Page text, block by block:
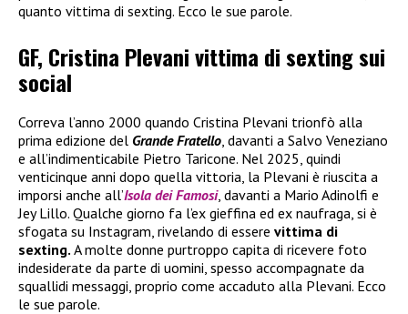
quanto vittima di sexting. Ecco le sue parole.
GF, Cristina Plevani vittima di sexting sui
social
Correva l’anno 2000 quando Cristina Plevani trionfò alla
prima edizione del Grande Fratello , davanti a Salvo Veneziano
e all’indimenticabile Pietro Taricone. Nel 2025, quindi
venticinque anni dopo quella vittoria, la Plevani è riuscita a
imporsi anche all’Isola dei Famosi, davanti a Mario Adinolfi e
Jey Lillo. Qualche giorno fa l’ex gieffina ed ex naufraga, si è
sfogata su Instagram, rivelando di essere vittima di
sexting. A molte donne purtroppo capita di ricevere foto
indesiderate da parte di uomini, spesso accompagnate da
squallidi messaggi, proprio come accaduto alla Plevani. Ecco
le sue parole.